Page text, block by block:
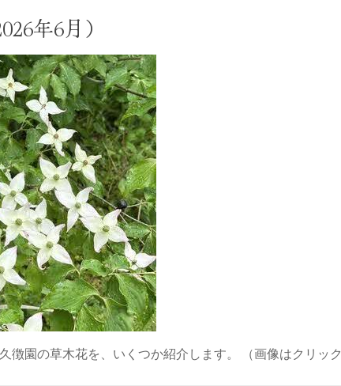
年6月）
園の草木花を、いくつか紹介します。 （画像はクリック